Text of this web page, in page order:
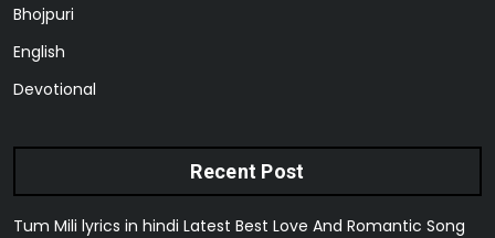
Bhojpuri
English
Devotional
Recent Post
Tum Mili lyrics in hindi Latest Best Love And Romantic Song